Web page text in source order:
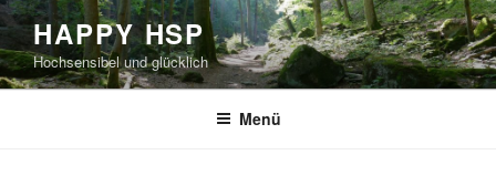
Zum
Inhalt
springen
HAPPY HSP
Hochsensibel und glücklich
Menü